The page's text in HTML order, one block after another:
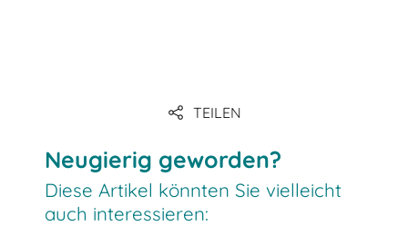
TEILEN
Neugierig geworden?
Diese Artikel könnten Sie vielleicht
auch interessieren: